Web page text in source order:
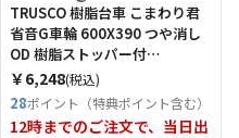
TRUSCO 樹脂台車 こまわり君
省音G車輪 600X390 つや消し
OD 樹脂ストッパー付
（Tcode：3377788）
￥6,248(税込)
28ポイント（特典ポイント含む）
12時までのご注文で、当日出